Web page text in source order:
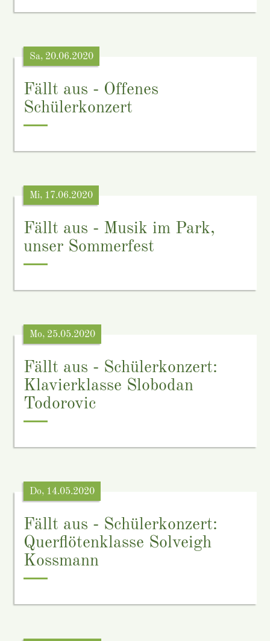
Fällt aus - Offenes
Schülerkonzert
Sa, 20.06.2020
Fällt aus - Musik im Park,
unser Sommerfest
Mi, 17.06.2020
Fällt aus - Schülerkonzert:
Klavierklasse Slobodan
Todorovic
Mo, 25.05.2020
Fällt aus - Schülerkonzert:
Querflötenklasse Solveigh
Kossmann
Do, 14.05.2020